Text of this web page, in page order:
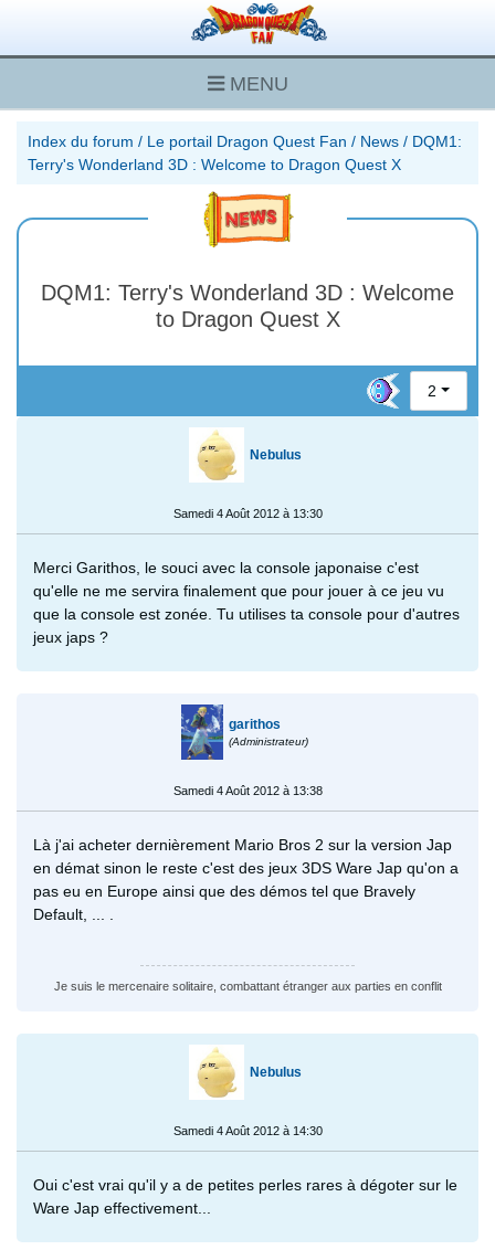
MENU
Index du forum / Le portail Dragon Quest Fan / News / DQM1:
Terry's Wonderland 3D : Welcome to Dragon Quest X
DQM1: Terry's Wonderland 3D : Welcome
to Dragon Quest X
2
Nebulus
Samedi 4 Août 2012 à 13:30
Merci Garithos, le souci avec la console japonaise c'est
qu'elle ne me servira finalement que pour jouer à ce jeu vu
que la console est zonée. Tu utilises ta console pour d'autres
jeux japs ?
garithos
(Administrateur)
Samedi 4 Août 2012 à 13:38
Là j'ai acheter dernièrement Mario Bros 2 sur la version Jap
en démat sinon le reste c'est des jeux 3DS Ware Jap qu'on a
pas eu en Europe ainsi que des démos tel que Bravely
Default, ... .
Je suis le mercenaire solitaire, combattant étranger aux parties en conflit
Nebulus
Samedi 4 Août 2012 à 14:30
Oui c'est vrai qu'il y a de petites perles rares à dégoter sur le
Ware Jap effectivement...